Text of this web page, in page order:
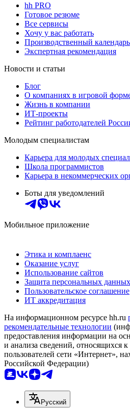
hh PRO
Готовое резюме
Все сервисы
Хочу у вас работать
Производственный календарь
Экспертная рекомендация
Новости и статьи
Блог
О компаниях в игровой
Жизнь в компании
ИТ-проекты
Рейтинг работодателей
Молодым специалистам
Карьера для молодых
Школа программистов
Карьера в некоммерческих
Боты для уведомлений
Мобильное приложение
Этика и комплаенс
Оказание услуг
Использование сайтов
Защита персональных данных
Пользовательское соглашение
ИТ аккредитация
На информационном ресурсе hh.ru
рекомендательные технологии
предоставления информации на
и анализа сведений, относящихся
пользователей сети «Интернет»,
Российской Федерации)
Русский